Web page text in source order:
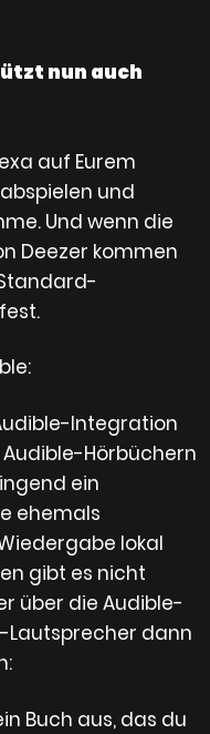
nun auch
auf Eurem
und
Und wenn die
Deezer kommen
Integration
Hörbüchern
ein
ehemals
lokal
gibt es nicht
über die Audible-
Lautsprecher dann
Buch aus, das du